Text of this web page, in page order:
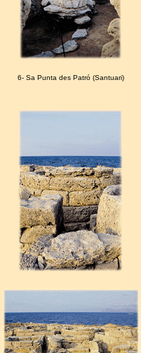
6- Sa Punta des Patró (Santuari)